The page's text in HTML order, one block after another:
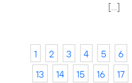
[…]
1 2 3 4 5 6
13
14 15 16 17